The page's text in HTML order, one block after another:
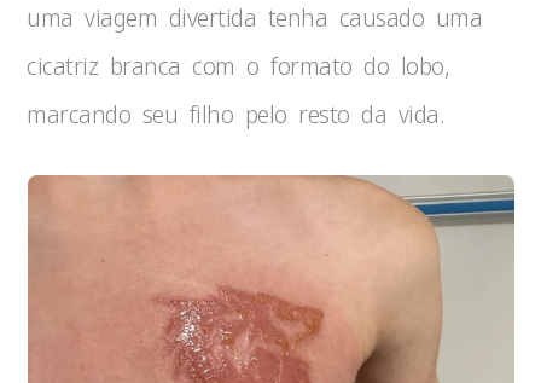
uma viagem divertida tenha causado uma
cicatriz branca com o formato do lobo,
marcando seu filho pelo resto da vida.